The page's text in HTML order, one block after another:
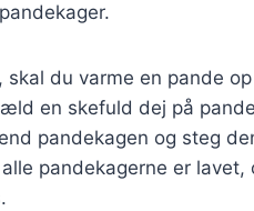
skal du varme en pande
en skefuld dej på
pandekagen og steg
pandekagerne er